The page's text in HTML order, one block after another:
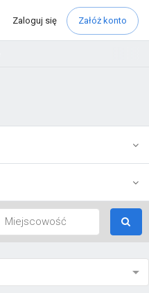
Zaloguj się Załóż konto